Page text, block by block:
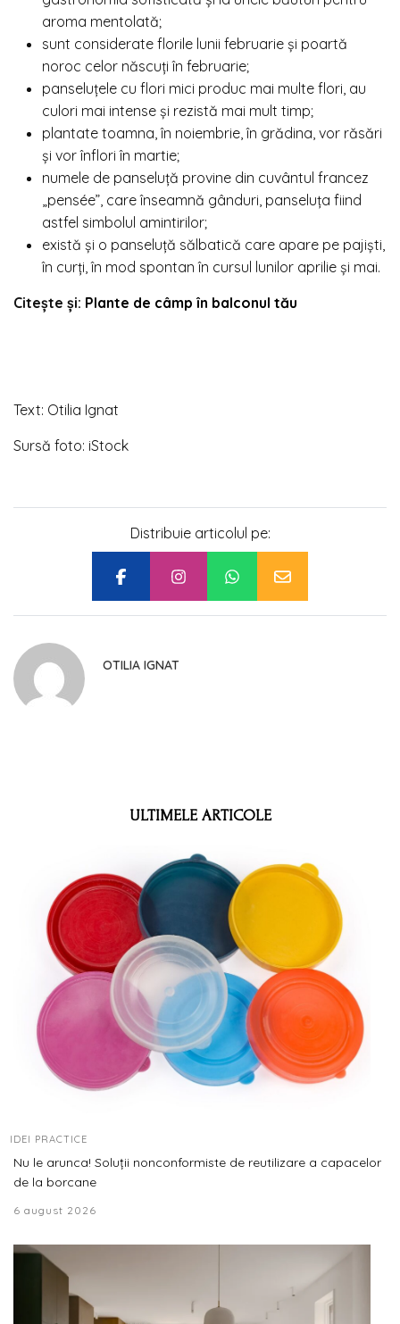
aroma mentolată;
sunt considerate florile lunii februarie și poartă
noroc celor născuți în februarie;
panseluțele cu flori mici produc mai multe flori, au
culori mai intense și rezistă mai mult timp;
plantate toamna, în noiembrie, în grădina, vor răsări
și vor înflori în martie;
numele de panseluță provine din cuvântul francez
„pensée”, care înseamnă gânduri, panseluța fiind
astfel simbolul amintirilor;
există și o panseluță sălbatică care apare pe pajiști,
în curți, în mod spontan în cursul lunilor aprilie și mai.
Citește și: Plante de câmp în balconul tău
Text: Otilia Ignat
Sursă foto: iStock
Distribuie articolul pe:
OTILIA IGNAT
ULTIMELE ARTICOLE
IDEI PRACTICE
Nu le arunca! Soluții nonconformiste de reutilizare a capacelor
de la borcane
6 august 2026